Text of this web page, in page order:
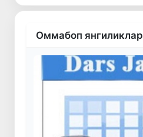
Оммабоп янгиликлар